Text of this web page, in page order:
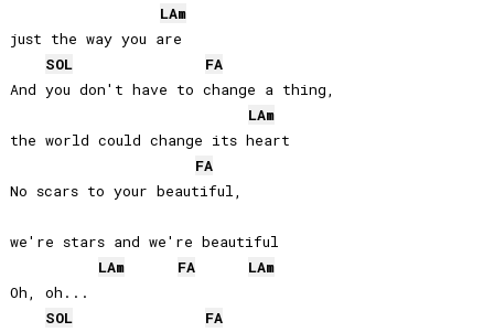
LAm
just the way you are
SOL
FA
And you don't have to change a thing,
LAm
the world could change its heart
FA
No scars to your beautiful,
we're stars and we're beautiful
LAm FA LAm
Oh, oh...
SOL
FA